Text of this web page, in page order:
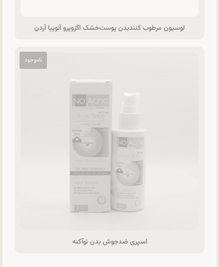
لوسیون مرطوب کنندبدن پوست‌خشک اگزوپرو آتوپیا آردن
اسپری ضدجوش بدن نوآکنه